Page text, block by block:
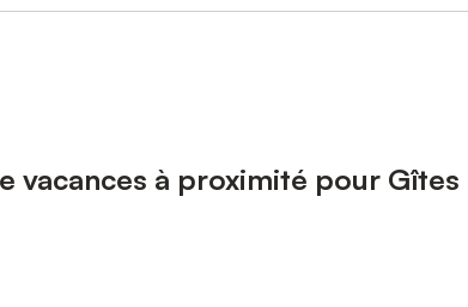
vacances à proximité pour Gîtes